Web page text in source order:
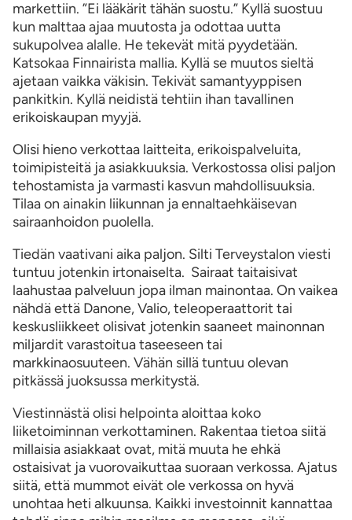
markettiin. ”Ei lääkärit tähän suostu.” Kyllä suostuu
kun malttaa ajaa muutosta ja odottaa uutta
sukupolvea alalle. He tekevät mitä pyydetään.
Katsokaa Finnairista mallia. Kyllä se muutos sieltä
ajetaan vaikka väkisin. Tekivät samantyyppisen
pankitkin. Kyllä neidistä tehtiin ihan tavallinen
erikoiskaupan myyjä.
Olisi hieno verkottaa laitteita, erikoispalveluita,
toimipisteitä ja asiakkuuksia. Verkostossa olisi paljon
tehostamista ja varmasti kasvun mahdollisuuksia.
Tilaa on ainakin liikunnan ja ennaltaehkäisevan
sairaanhoidon puolella.
Tiedän vaativani aika paljon. Silti Terveystalon viesti
tuntuu jotenkin irtonaiselta. Sairaat taitaisivat
laahustaa palveluun jopa ilman mainontaa. On vaikea
nähdä että Danone, Valio, teleoperaattorit tai
keskusliikkeet olisivat jotenkin saaneet mainonnan
miljardit varastoitua taseeseen tai
markkinaosuuteen. Vähän sillä tuntuu olevan
pitkässä juoksussa merkitystä.
Viestinnästä olisi helpointa aloittaa koko
liiketoiminnan verkottaminen. Rakentaa tietoa siitä
millaisia asiakkaat ovat, mitä muuta he ehkä
ostaisivat ja vuorovaikuttaa suoraan verkossa. Ajatus
siitä, että mummot eivät ole verkossa on hyvä
unohtaa heti alkuunsa. Kaikki investoinnit kannattaa